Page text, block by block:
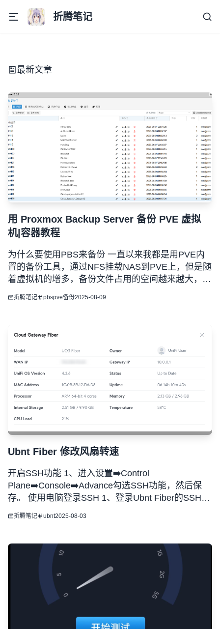
折腾笔记
最新文章
用 Proxmox Backup Server 备份 PVE 虚拟
机|容器教程
为什么要使用PBS来备份 一直以来我都是用PVE内
置的备份工具，通过NFS挂载NAS到PVE上，但是随
着虚拟机的增多，备份文件占用的空间越来越大，因
为每一次备份都是一个完整备份，导致我不得不增加
折腾笔记 pbspve备份2025-08-09
Ubnt Fiber 修改风扇转速
开启SSH功能 1、进入设置➡️Control
Plane➡️Console➡️Advance勾选SSH功能，然后保
存。 使用电脑登录SSH 1、登录Ubnt Fiber的SSH，
进入/sys/class/hwmon/hwmon0目录，修改pwm1 配
折腾笔记 ubnt2025-08-03